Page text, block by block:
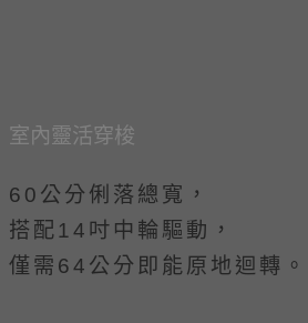
室內靈活穿梭
60公分俐落總寬，
搭配14吋中輪驅動，
僅需64公分即能原地迴轉。